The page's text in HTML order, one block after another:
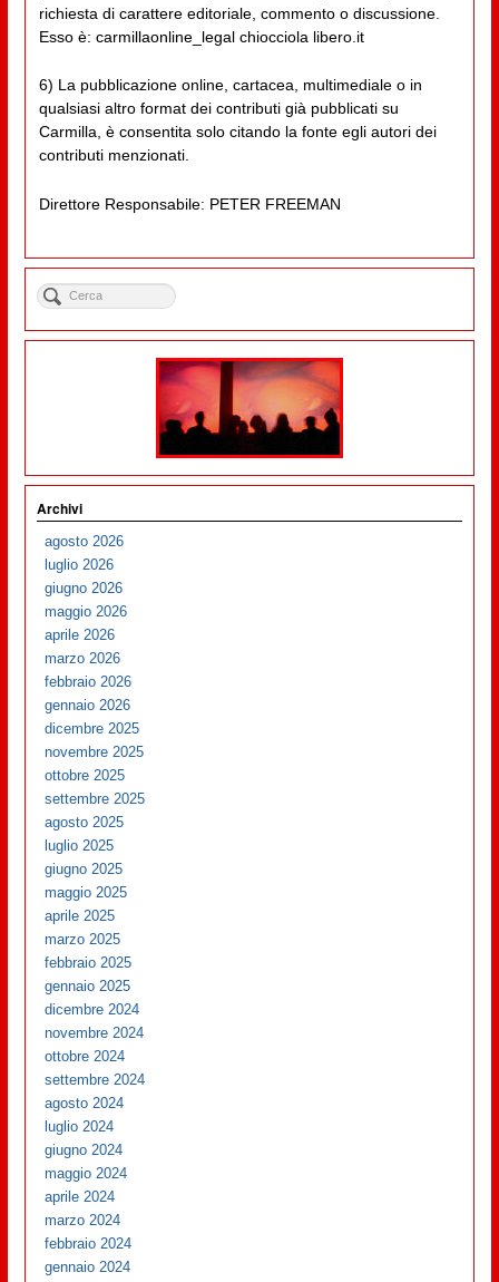
richiesta di carattere editoriale, commento o discussione.
Esso è: carmillaonline_legal chiocciola libero.it
6) La pubblicazione online, cartacea, multimediale o in
qualsiasi altro format dei contributi già pubblicati su
Carmilla, è consentita solo citando la fonte egli autori dei
contributi menzionati.
Direttore Responsabile: PETER FREEMAN
Archivi
agosto 2026
luglio 2026
giugno 2026
maggio 2026
aprile 2026
marzo 2026
febbraio 2026
gennaio 2026
dicembre 2025
novembre 2025
ottobre 2025
settembre 2025
agosto 2025
luglio 2025
giugno 2025
maggio 2025
aprile 2025
marzo 2025
febbraio 2025
gennaio 2025
dicembre 2024
novembre 2024
ottobre 2024
settembre 2024
agosto 2024
luglio 2024
giugno 2024
maggio 2024
aprile 2024
marzo 2024
febbraio 2024
gennaio 2024